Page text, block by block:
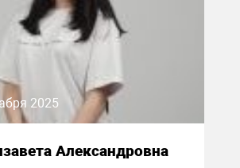
2025
Александровна